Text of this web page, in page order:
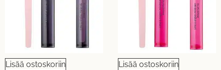
Lisää ostoskoriin Lisää ostoskoriin